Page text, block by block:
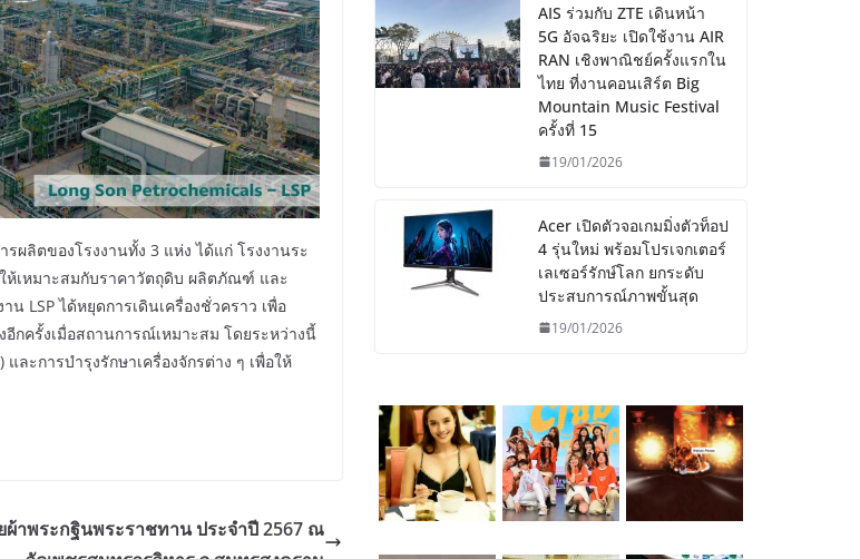
ผลิตของโรงงานทั้ง 3 แห่ง ได้แก่ โรงงานระ
ให้เหมาะสมกับราคาวัตถุดิบ ผลิตภัณฑ์ และ
LSP ได้หยุดการเดินเครื่องชั่วคราว เพื่อ
กครั้งเมื่อสถานการณ์เหมาะสม โดยระหว่างนี้
ละการบำรุงรักษาเครื่องจักรต่าง ๆ เพื่อให้
ผ้าพระกฐินพระราชทาน ประจำปี 2567 ณ
AIS ร่วมกับ ZTE เดินหน้า
5G อัจฉริยะ เปิดใช้งาน AIR
RAN เชิงพาณิชย์ครั้งแรกใน
ไทย ที่งานคอนเสิร์ต Big
Mountain Music Festival
ครั้งที่ 15
19/01/2026
Acer เปิดตัวจอเกมมิ่งตัวท็อป
4 รุ่นใหม่ พร้อมโปรเจกเตอร์
เลเซอร์รักษ์โลก ยกระดับ
ประสบการณ์ภาพขั้นสุด
19/01/2026